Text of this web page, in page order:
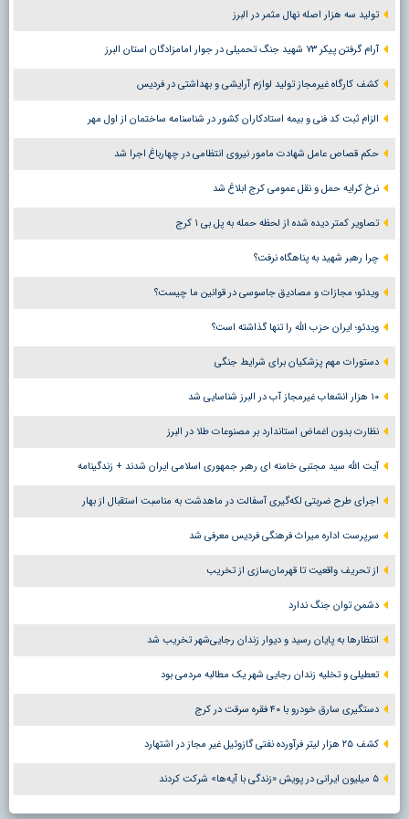
تولید سه هزار اصله نهال مثمر در البرز
آرام گرفتن پیکر ۷۳ شهید جنگ تحمیلی در جوار امامزادگان استان البرز
کشف کارگاه غیرمجاز تولید لوازم آرایشی و بهداشتی در فردیس
الزام ثبت کد فنی و بیمه استادکاران کشور در شناسنامه ساختمان از اول مهر
حکم قصاص عامل شهادت مامور نیروی انتظامی در چهارباغ اجرا شد
نرخ کرایه حمل و نقل عمومی کرج ابلاغ شد
تصاویر کمتر دیده شده از لحظه حمله به پل بی ۱ کرج
چرا رهبر شهید به پناهگاه نرفت؟
ویدئو؛ مجازات و مصادیق جاسوسی در قوانین ما چیست؟
ویدئو؛ ایران حزب الله را تنها گذاشته است؟
دستورات مهم پزشکیان برای شرایط جنگی
۱۰ هزار انشعاب غیرمجاز آب در البرز شناسایی شد
نظارت بدون اغماض استاندارد بر مصنوعات طلا در البرز
آیت الله سید مجتبی خامنه ای رهبر جمهوری اسلامی ایران شدند + زندگینامه
اجرای طرح ضربتی لکه‌گیری آسفالت در ماهدشت به مناسبت استقبال از بهار
سرپرست اداره میراث فرهنگی فردیس معرفی شد
از تحریف واقعیت تا قهرمان‌سازی از تخریب
دشمن توان جنگ ندارد
انتظارها به پایان رسید و دیوار زندان رجایی‌شهر تخریب شد
تعطیلی و تخلیه زندان رجایی شهر یک مطالبه مردمی بود
دستگیری سارق خودرو با ۴۰ فقره سرقت در کرج
کشف ۲۵ هزار لیتر فرآورده نفتی گازوئیل غیر مجاز در اشتهارد
۵ میلیون ایرانی در پویش «زندگی با آیه‌ها» شرکت کردند